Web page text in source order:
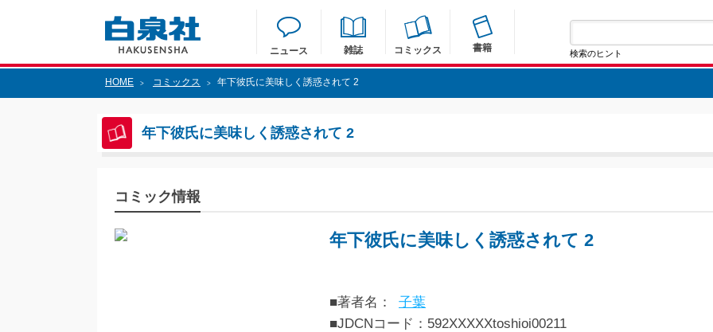
ニュース 雑誌 コミックス 書籍 検索のヒント
HOME > コミックス > 年下彼氏に美味しく誘惑されて 2
年下彼氏に美味しく誘惑されて 2
コミック情報
年下彼氏に美味しく誘惑されて 2
■著者名：
子葉
■JDCNコード：592XXXXXtoshioi00211